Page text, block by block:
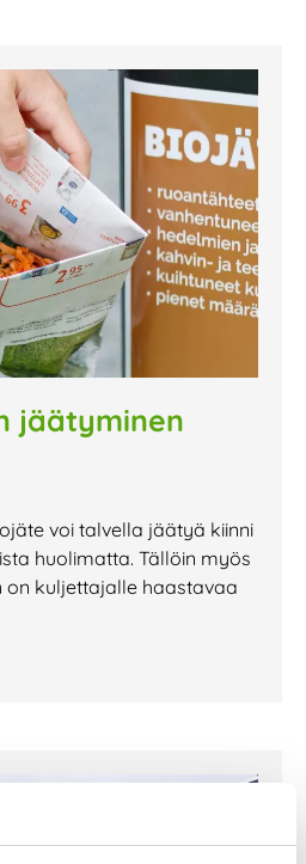
jäätyminen
voi talvella jäätyä kiinni
huolimatta. Tällöin myös
on kuljettajalle haastavaa